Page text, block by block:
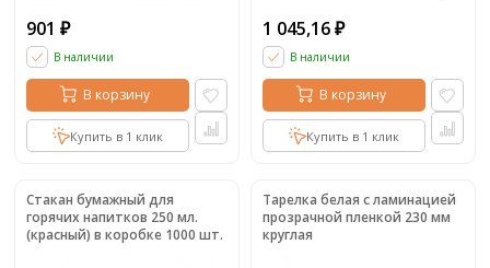
901 ₽
В наличии
В корзину
Купить в 1 клик
1 045,16 ₽
В наличии
В корзину
Купить в 1 клик
Стакан бумажный для
горячих напитков 250 мл.
(красный) в коробке 1000 шт.
Тарелка белая с ламинацией
прозрачной пленкой 230 мм
круглая